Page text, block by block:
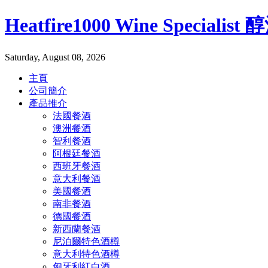
Heatfire1000 Wine Specialist
Saturday, August 08, 2026
主頁
公司簡介
產品推介
法國餐酒
澳洲餐酒
智利餐酒
阿根廷餐酒
西班牙餐酒
意大利餐酒
美國餐酒
南非餐酒
德國餐酒
新西蘭餐酒
尼泊爾特色酒樽
意大利特色酒樽